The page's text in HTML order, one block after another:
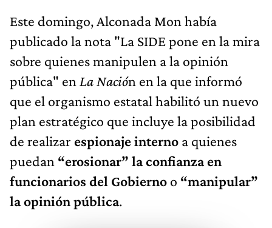
Este domingo, Alconada Mon había
publicado la nota "La SIDE pone en la mira
sobre quienes manipulen a la opinión
pública" en La Nación en la que informó
que el organismo estatal habilitó un nuevo
plan estratégico que incluye la posibilidad
de realizar espionaje interno a quienes
puedan “erosionar” la confianza en
funcionarios del Gobierno o “manipular”
la opinión pública.